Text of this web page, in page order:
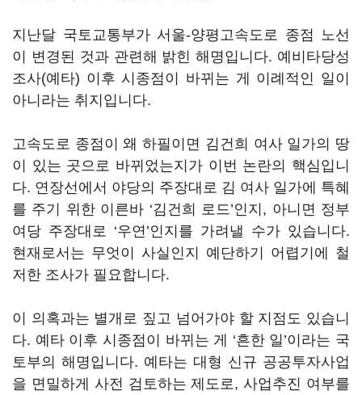
지난달 국토교통부가 서울-양평고속도로 종점 노선
이 변경된 것과 관련해 밝힌 해명입니다. 예비타당성
조사(예타) 이후 시종점이 바뀌는 게 이례적인 일이
아니라는 취지입니다.
고속도로 종점이 왜 하필이면 김건희 여사 일가의 땅
이 있는 곳으로 바뀌었는지가 이번 논란의 핵심입니
다. 연장선에서 야당의 주장대로 김 여사 일가에 특혜
를 주기 위한 이른바 ‘김건희 로드’인지, 아니면 정부
여당 주장대로 ‘우연’인지를 가려낼 수가 있습니다.
현재로서는 무엇이 사실인지 예단하기 어렵기에 철
저한 조사가 필요합니다.
이 의혹과는 별개로 짚고 넘어가야 할 지점도 있습니
다. 예타 이후 시종점이 바뀌는 게 ‘흔한 일’이라는 국
토부의 해명입니다. 예타는 대형 신규 공공투자사업
을 면밀하게 사전 검토하는 제도로, 사업추진 여부를